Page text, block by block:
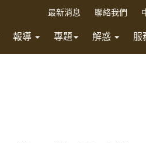
最新消息 聯絡我們
報導 專題 解惑 服